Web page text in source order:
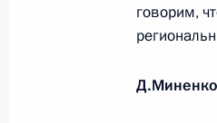
Сергей
говорим,